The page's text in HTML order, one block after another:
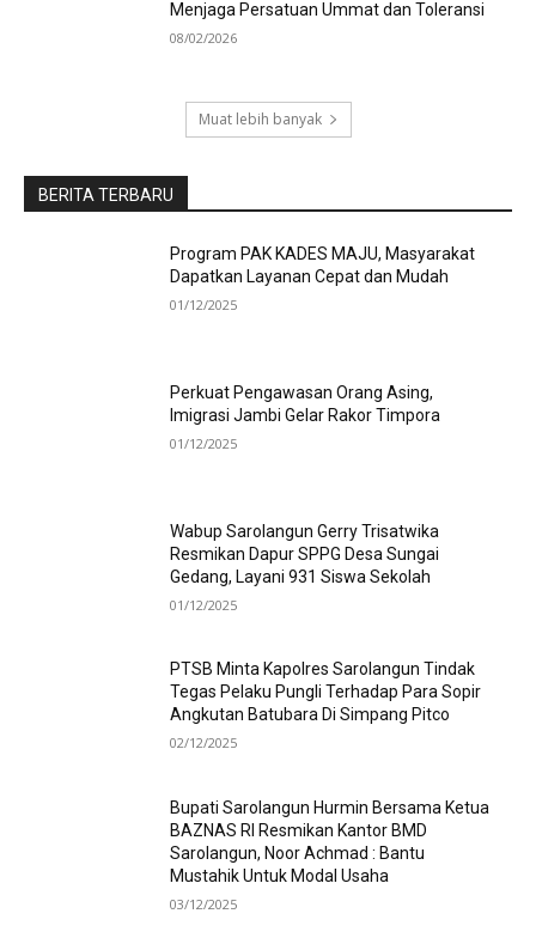
Menjaga Persatuan Ummat dan Toleransi
08/02/2026
Muat lebih banyak
BERITA TERBARU
Program PAK KADES MAJU, Masyarakat
Dapatkan Layanan Cepat dan Mudah
01/12/2025
Perkuat Pengawasan Orang Asing,
Imigrasi Jambi Gelar Rakor Timpora
01/12/2025
Wabup Sarolangun Gerry Trisatwika
Resmikan Dapur SPPG Desa Sungai
Gedang, Layani 931 Siswa Sekolah
01/12/2025
PTSB Minta Kapolres Sarolangun Tindak
Tegas Pelaku Pungli Terhadap Para Sopir
Angkutan Batubara Di Simpang Pitco
02/12/2025
Bupati Sarolangun Hurmin Bersama Ketua
BAZNAS RI Resmikan Kantor BMD
Sarolangun, Noor Achmad : Bantu
Mustahik Untuk Modal Usaha
03/12/2025